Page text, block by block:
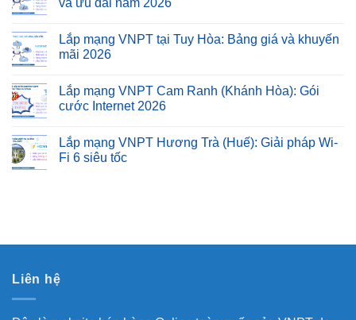
và ưu đãi năm 2026
Lắp mạng VNPT tại Tuy Hòa: Bảng giá và khuyến
mãi 2026
Lắp mạng VNPT Cam Ranh (Khánh Hòa): Gói
cước Internet 2026
Lắp mạng VNPT Hương Trà (Huế): Giải pháp Wi-
Fi 6 siêu tốc
Liên hệ